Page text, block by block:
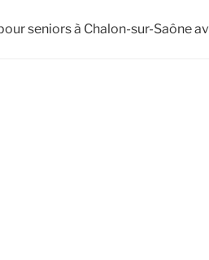
seniors à Chalon-sur-Saône